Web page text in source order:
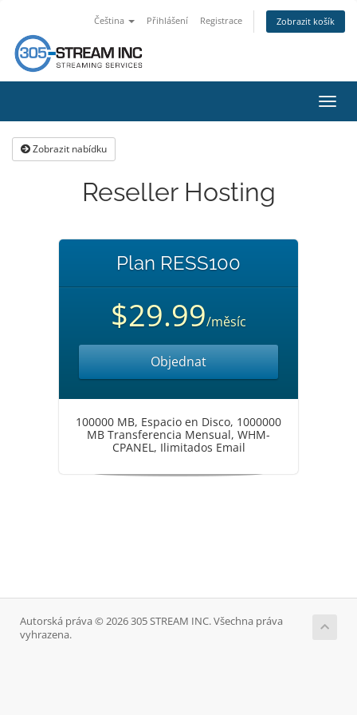
Čeština Přihlášení Registrace Zobrazit košík
Zobrazit nabídku
Reseller Hosting
Plan RESS100
$29.99/měsíc
Objednat
100000 MB, Espacio en Disco, 1000000
MB Transferencia Mensual, WHM-
CPANEL, Ilimitados Email
Autorská práva © 2026 305 STREAM INC. Všechna práva
vyhrazena.